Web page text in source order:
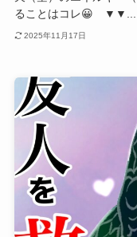
ることはコレ😀 ▼▼...
2025年11月17日